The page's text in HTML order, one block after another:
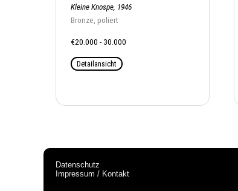
Kleine Knospe, 1946
Bronze, poliert
€20.000 - 30.000
Detailansicht
Datenschutz
Impressum / Kontakt